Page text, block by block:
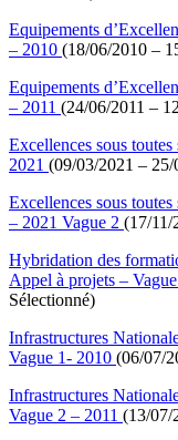
Equipements
– 2010 (18/06/2010 –
Equipements
– 2011 (24/06/2011 –
Excellences sous
2021 (09/03/2021 –
Excellences sous
– 2021 Vague 2 (17/11/
Hybridation des
Appel à projets –
Sélectionné)
Infrastructures
Vague 1- 2010 (06/07/
Infrastructures
Vague 2 – 2011 (13/07/